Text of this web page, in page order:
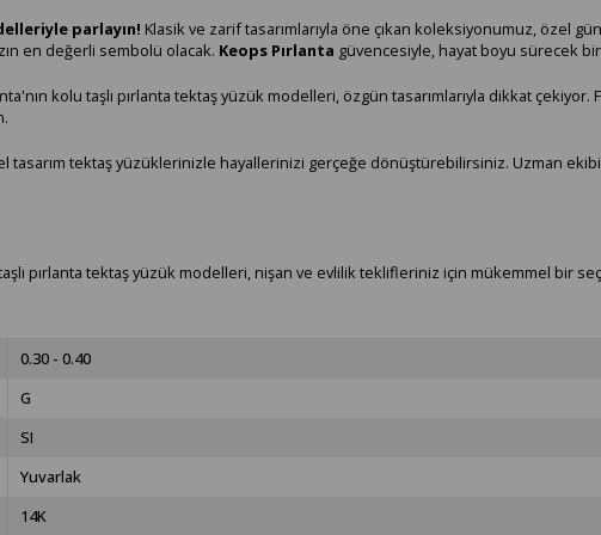
parlayın! Klasik ve zarif tasarımlarıyla öne çıkan koleksiyonumuz, özel
en değerli sembolü olacak. Keops Pırlanta güvencesiyle, hayat boyu sürecek bir
kolu taşlı pırlanta tektaş yüzük modelleri, özgün tasarımlarıyla dikkat
tasarım tektaş yüzüklerinizle hayallerinizi gerçeğe dönüştürebilirsiniz. Uzman
pırlanta tektaş yüzük modelleri, nişan ve evlilik teklifleriniz için mükemmel bir
0.30 - 0.40
G
SI
Yuvarlak
14K